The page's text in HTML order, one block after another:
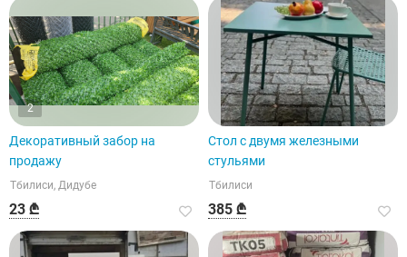
2
Декоративный забор на
продажу
Тбилиси, Дидубе
23 ₾
Стол с двумя железными
стульями
Тбилиси
385 ₾